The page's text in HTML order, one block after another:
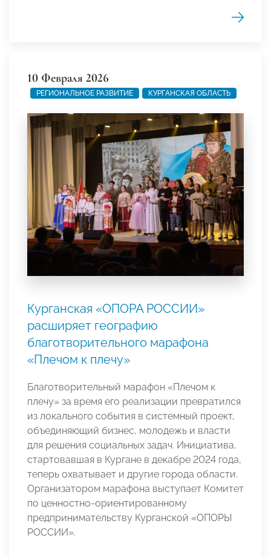
10 Февраля 2026
РЕГИОНАЛЬНОЕ РАЗВИТИЕ КУРГАНСКАЯ ОБЛАСТЬ
Курганская «ОПОРА РОССИИ»
расширяет географию
благотворительного марафона
«Плечом к плечу»
Благотворительный марафон «Плечом к
плечу» за время его реализации превратился
из локального события в системный проект,
объединяющий бизнес, молодежь и власти
для решения социальных задач. Инициатива,
стартовавшая в Кургане в декабре 2024 года,
теперь охватывает и другие города области.
Организатором марафона выступает Комитет
по ценностно-ориентированному
предпринимательству Курганской «ОПОРЫ
РОССИИ».